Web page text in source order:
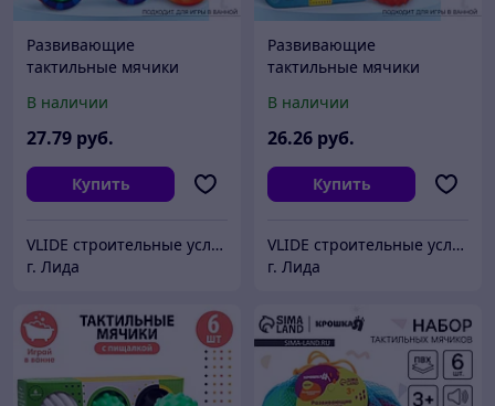
Развивающие
тактильные мячики
пищалкой, в наборе 5 шт.
В наличии
27.79 руб.
Купить
VLIDE cтроительные услуги и товары для дома (оптом и в розницу)
г. Лида
Развивающие
тактильные мячики
пищалкой, в наборе 5 шт.
В наличии
26.26 руб.
Купить
VLIDE cтроительные услуги и товары для дома (оптом и в розницу)
г. Лида